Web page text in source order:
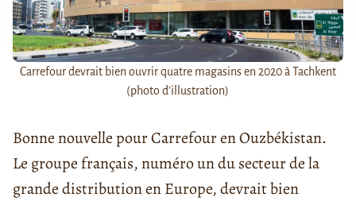
Carrefour devrait bien ouvrir quatre magasins en 2020 à Tachkent
(photo d'illustration)
Bonne nouvelle pour Carrefour en Ouzbékistan.
Le groupe français, numéro un du secteur de la
grande distribution en Europe, devrait bien